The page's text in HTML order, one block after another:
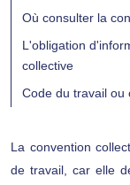
Où consulter la
L'obligation
collective
Code du travail ou
La convention
de travail, car elle